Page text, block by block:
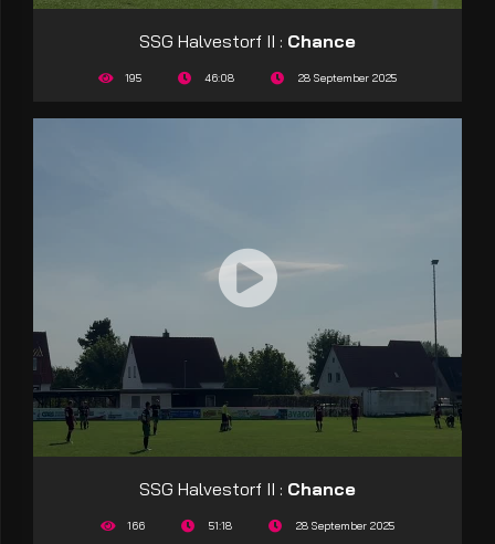
SSG Halvestorf II : Chance
195 46:08 28 September 2025
SSG Halvestorf II : Chance
166 51:18 28 September 2025